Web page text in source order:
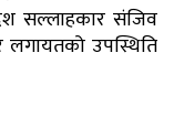
सल्लाहकार संजिव
लगायतको उपस्थिति